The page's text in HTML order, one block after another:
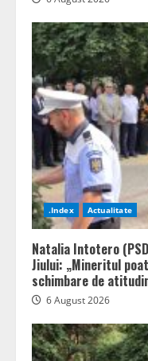
.Index Actualitate
Natalia Intotero
Jiului: „Mineritul
schimbare de
6 August 2026